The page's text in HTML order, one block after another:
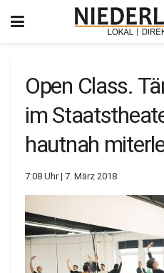
Open Class.
im
hautnah
7:08 Uhr | 7. März 2018